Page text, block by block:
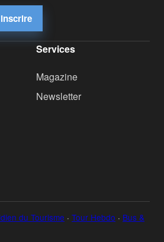
Services
Magazine
Newsletter
du Tourisme · Tour Hebdo · Bus &